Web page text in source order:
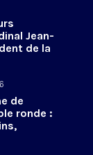
Jean-
de la
de
ronde :